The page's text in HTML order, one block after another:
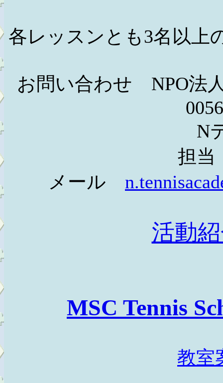
各レッスンとも3名以上
お問い合わせ NPO法
Nテニスアカ
担
メール
活動
MSC Tennis
教室